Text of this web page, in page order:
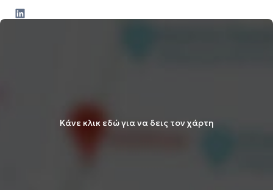
Κάνε κλικ εδώ για να δεις τον χάρτη